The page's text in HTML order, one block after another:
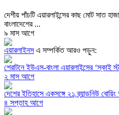
দেশীয় পাঁচটি এয়ারলাইন্সের কাছ মোট সাত
বাংলাদেশের ...
৯ মাস আগে
এয়ারলাইনসএ সম্পর্কিত আরও পড়ুন:
শেরাটনে ইউএস-বাংলা এয়ারলাইন্সের ‘স্কাই
২ মাস আগে
দেশের ইতিহাসে একসঙ্গে ২১ ব্র্যান্ডনিউ
৪ সপ্তাহ আগে